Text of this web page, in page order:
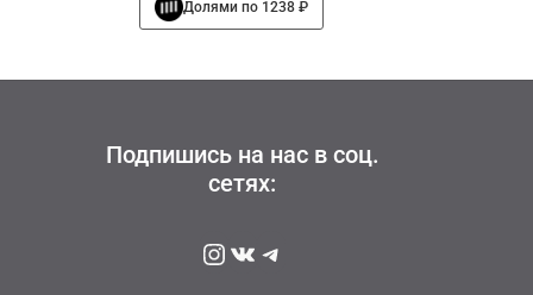
составляла
4952 руб
можно
на
товара.
Долями по 1238 ₽
Подпишись на нас в соц.
сетях:
Instagram